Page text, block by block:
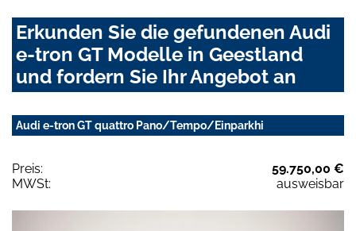
Erkunden Sie die gefundenen Audi
e-tron GT Modelle in Geestland
und fordern Sie Ihr Angebot an
Audi e-tron GT quattro Pano/Tempo/Einparkhi
Preis:
59.750,00 €
MWSt:
ausweisbar